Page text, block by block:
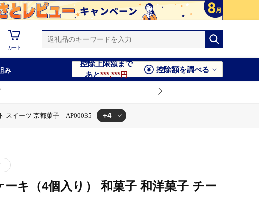
カート
み
控除上限額まで
あと***,***円
控除額を調べる
スイーツ 京都菓子 AP00035 +4
ーキ（4個入り） 和菓子 和洋菓子 チー